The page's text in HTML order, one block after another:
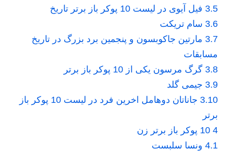
3.5 فیل آیوی در لیست 10 پوکر باز برتر تاریخ
3.6 سام تریکت
3.7 مارتین جاکوبسون و پنجمین برد بزرگ در تاریخ
مسابقات
3.8 گرگ مرسون یکی از 10 پوکر باز برتر
3.9 جیمی گلد
3.10
جاناتان دوهامل اخرین فرد در لیست 10 پوکر باز
برتر
4 10 پوکر باز برتر زن
4.1 ونسا سلبست